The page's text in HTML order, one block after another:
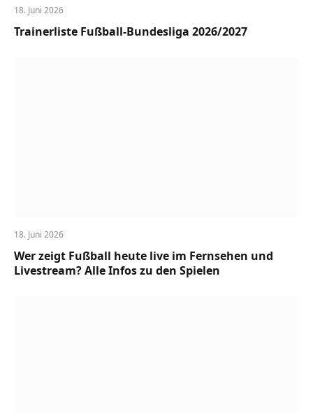
18. Juni 2026
Trainerliste Fußball-Bundesliga 2026/2027
18. Juni 2026
Wer zeigt Fußball heute live im Fernsehen und
Livestream? Alle Infos zu den Spielen